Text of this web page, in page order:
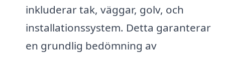
inkluderar tak, väggar, golv, och
installationssystem. Detta garanterar
en grundlig bedömning av